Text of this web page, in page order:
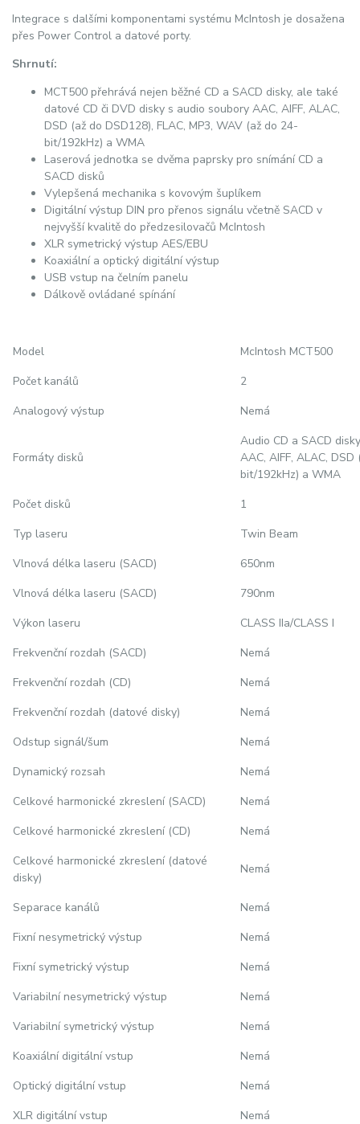
Integrace s dalšími komponentami systému McIntosh je dosažena
přes Power Control a datové porty.
Shrnutí:
MCT500 přehrává nejen běžné CD a SACD disky, ale také
datové CD či DVD disky s audio soubory AAC, AIFF, ALAC,
DSD (až do DSD128), FLAC, MP3, WAV (až do 24-
bit/192kHz) a WMA
Laserová jednotka se dvěma paprsky pro snímání CD a
SACD disků
Vylepšená mechanika s kovovým šuplíkem
Digitální výstup DIN pro přenos signálu včetně SACD v
nejvyšší kvalitě do předzesilovačů McIntosh
XLR symetrický výstup AES/EBU
Koaxiální a optický digitální výstup
USB vstup na čelním panelu
Dálkově ovládané spínání
Model
McIntosh MCT500
Počet kanálů
2
Analogový výstup
Nemá
Formáty disků
Audio CD a SACD
AAC, AIFF, ALAC,
bit/192kHz) a WMA
Počet disků
1
Typ laseru
Twin Beam
Vlnová délka laseru (SACD)
650nm
Vlnová délka laseru (SACD)
790nm
Výkon laseru
CLASS IIa/CLASS I
Frekvenční rozdah (SACD)
Nemá
Frekvenční rozdah (CD)
Nemá
Frekvenční rozdah (datové disky)
Nemá
Odstup signál/šum
Nemá
Dynamický rozsah
Nemá
Celkové harmonické zkreslení (SACD)
Nemá
Celkové harmonické zkreslení (CD)
Nemá
Celkové harmonické zkreslení (datové
disky)
Nemá
Separace kanálů
Nemá
Fixní nesymetrický výstup
Nemá
Fixní symetrický výstup
Nemá
Variabilní nesymetrický výstup
Nemá
Variabilní symetrický výstup
Nemá
Koaxiální digitální vstup
Nemá
Optický digitální vstup
Nemá
XLR digitální vstup
Nemá